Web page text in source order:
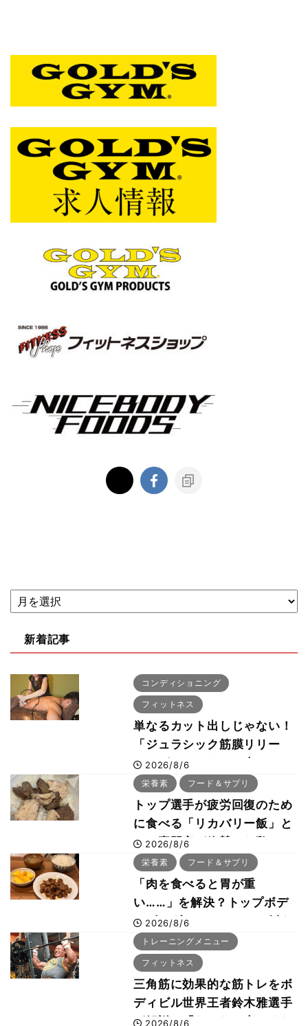
新着記事
コンディショニング
フィットネス
単なるカット出しじゃない！
「ジュラシック筋膜リリー
ス」が口コミだけで大ヒット
した納得の理由 木澤大祐が
解説
2026/8/6
栄養素 フード＆サプリ
トップ選手が疲労回復のため
に食べる「リカバリー飯」と
は？専門家が絶賛した鶏レバ
ー活用法
2026/8/6
栄養素 フード＆サプリ
「肉を食べると胃が重
い……」を解決？トップボデ
ィビルダーのリカバリー飯を
専門家がロジカル解説
2026/8/6
トレーニングメニュー
フィットネス
三角筋に効果的な筋トレをボ
ディビル世界王者鈴木雅選手
が解説！「なかなか大きくな
2026/8/6